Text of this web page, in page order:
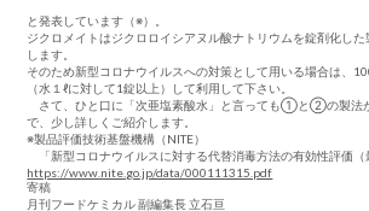
と発表しています（※）。
ジクロメイトはジクロロイシアヌル酸ナトリウムを錠剤化し
します。
そのため新型コロナウイルスへの対策として用いる場合は、
（水１ℓに対して1錠以上）して利用して下さい。
さて、ひと口に「次亜塩素酸水」と言っても①と②の製法
で、少し詳しくご紹介します。
※製品評価技術基盤機構（NITE）
「新型コロナウイルスに対する代替消毒方法の有効性評価（
https://www.nite.go.jp/data/000111315.pdf
寄稿
月刊フードケミカル 副編集長 立石亘